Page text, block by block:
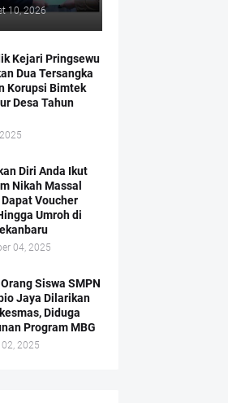
10, 2026
Kejari Pringsewu
Dua Tersangka
Korupsi Bimtek
Desa Tahun
Diri Anda Ikut
Nikah Massal
Voucher
Umroh di
04, 2025
Siswa SMPN
Jaya Dilarikan
Diduga
Program MBG
2025